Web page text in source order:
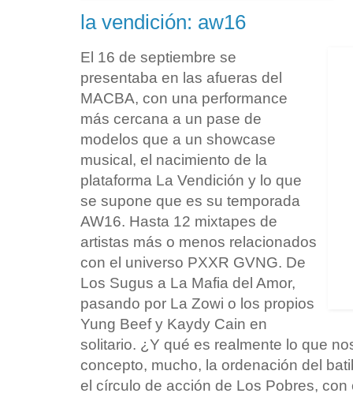
la vendición: aw16
El 16 de septiembre se
presentaba en las afueras del
MACBA, con una performance
más cercana a un pase de
modelos que a un showcase
musical, el nacimiento de la
plataforma La Vendición y lo que
se supone que es su temporada
AW16. Hasta 12 mixtapes de
artistas más o menos relacionados
con el universo PXXR GVNG. De
Los Sugus a La Mafia del Amor,
pasando por La Zowi o los propios
Yung Beef y Kaydy Cain en
solitario. ¿Y qué es realmente lo que
concepto, mucho, la ordenación del
el círculo de acción de Los Pobres,